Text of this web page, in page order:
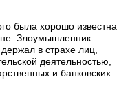
была хорошо известна
Злоумышленник
в страхе лиц,
деятельностью,
и банковских